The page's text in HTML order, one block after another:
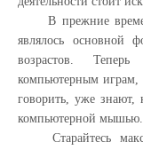
В прежние времена
являлось основной
возрастов.
компьютерным играм,
говорить, уже знают,
компьютерной мышью.
Старайтесь